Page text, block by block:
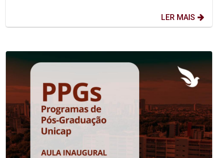
LER MAIS